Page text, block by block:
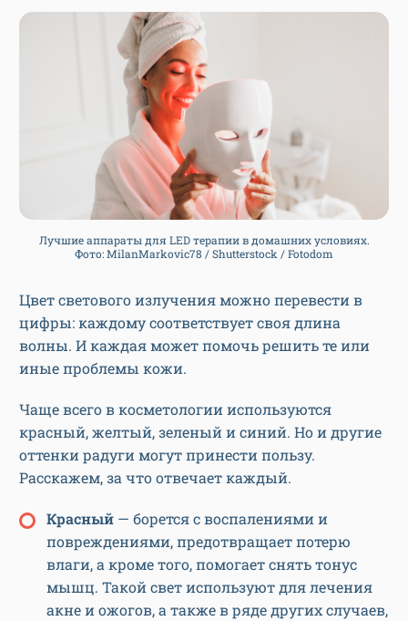
Лучшие аппараты для LED терапии в домашних условиях.
Фото: MilanMarkovic78 / Shutterstock / Fotodom
Цвет светового излучения можно перевести в
цифры: каждому соответствует своя длина
волны. И каждая может помочь решить те или
иные проблемы кожи.
Чаще всего в косметологии используются
красный, желтый, зеленый и синий. Но и другие
оттенки радуги могут принести пользу.
Расскажем, за что отвечает каждый.
Красный — борется с воспалениями и
повреждениями, предотвращает потерю
влаги, а кроме того, помогает снять тонус
мышц. Такой свет используют для лечения
акне и ожогов, а также в ряде других случаев,